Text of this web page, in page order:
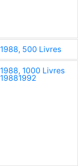
1988, 500 Livres
1988, 1000 Livres
19881992